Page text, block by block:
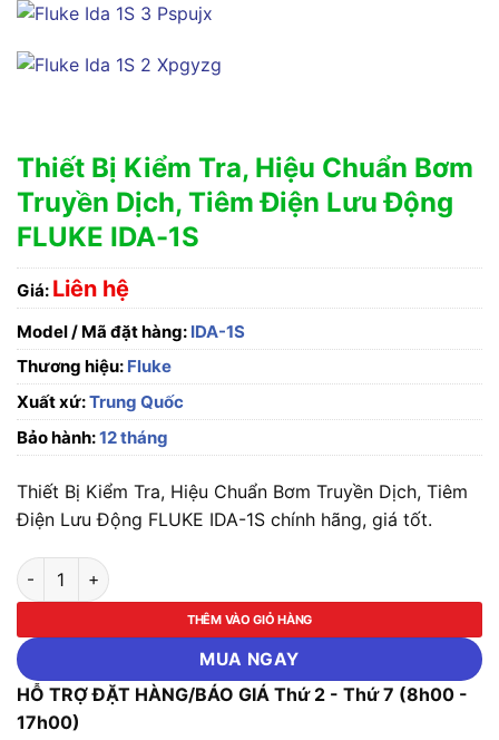
Thiết Bị Kiểm Tra, Hiệu Chuẩn Bơm
Truyền Dịch, Tiêm Điện Lưu Động
FLUKE IDA-1S
Giá: Liên hệ
Model / Mã đặt hàng: IDA-1S
Thương hiệu: Fluke
Xuất xứ:Trung Quốc
Bảo hành:12 tháng
Thiết Bị Kiểm Tra, Hiệu Chuẩn Bơm Truyền Dịch, Tiêm
Điện Lưu Động FLUKE IDA-1S chính hãng, giá tốt.
Thiết Bị Kiểm Tra, Hiệu Chuẩn Bơm Truyền Dịch, Tiêm Điện
THÊM VÀO GIỎ HÀNG
MUA NGAY
HỖ TRỢ ĐẶT HÀNG/BÁO GIÁ Thứ 2 - Thứ 7 (8h00 -
17h00)